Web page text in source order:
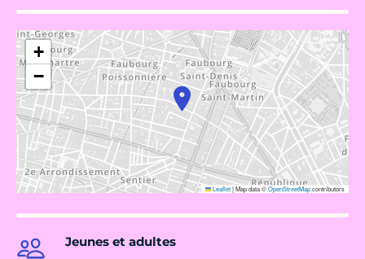
+
−
Leaflet|Map data ©OpenStreetMapcontributors
Jeunes et adultes